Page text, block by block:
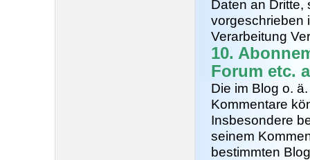
Daten an Dritte,
vorgeschrieben
Verarbeitung
10.
Forum etc.
Die im Blog o.
Kommentare
Insbesondere
seinem
bestimmten